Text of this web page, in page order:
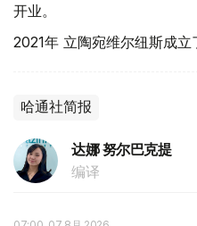
开业。
2021年 立陶宛维尔纽斯成立
哈通社简报
达娜 努尔巴克提
编译